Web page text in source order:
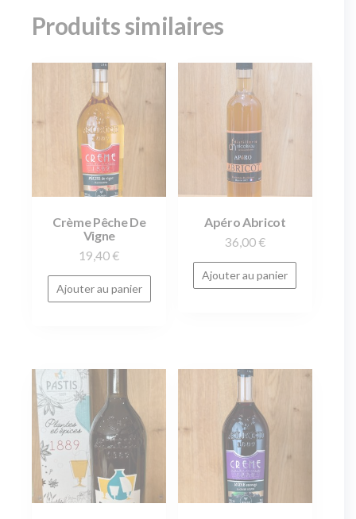
Produits similaires
Crème Pêche De
Vigne
19,40 €
Ajouter au panier
Apéro Abricot
36,00 €
Ajouter au panier